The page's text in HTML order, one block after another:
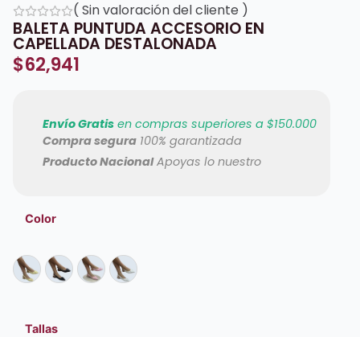
( Sin valoración del cliente )
BALETA PUNTUDA ACCESORIO EN
CAPELLADA DESTALONADA
$62,941
Envío Gratis en compras superiores a $150.000
Compra segura 100% garantizada
Producto NacionalApoyas lo nuestro
Color
Tallas